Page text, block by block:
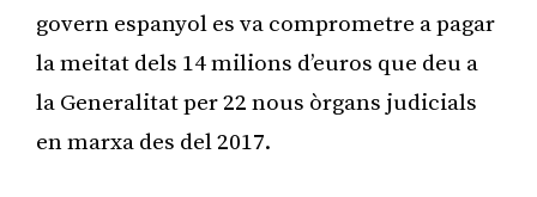
govern espanyol es va comprometre a pagar
la meitat dels 14 milions d’euros que deu a
la Generalitat per 22 nous òrgans judicials
en marxa des del 2017.